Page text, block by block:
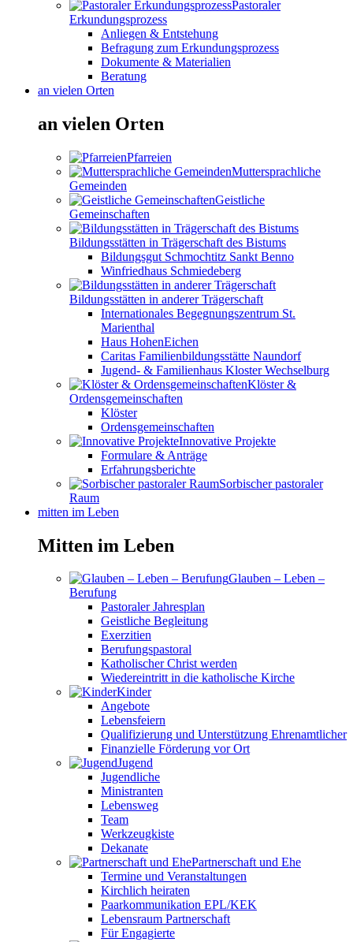
Pastoraler
Erkundungsprozess
Anliegen & Entstehung
Befragung zum Erkundungsprozess
Dokumente & Materialien
Beratung
an vielen Orten
an vielen Orten
Pfarreien
Muttersprachliche
Gemeinden
Geistliche
Gemeinschaften
Bildungsstätten in Trägerschaft des Bistums
Bildungsgut Schmochtitz Sankt Benno
Winfriedhaus Schmiedeberg
Bildungsstätten in anderer Trägerschaft
Internationales Begegnungszentrum St.
Marienthal
Haus HohenEichen
Caritas Familienbildungsstätte Naundorf
Jugend- & Familienhaus Kloster Wechselburg
Klöster &
Ordensgemeinschaften
Klöster
Ordensgemeinschaften
Innovative Projekte
Formulare & Anträge
Erfahrungsberichte
Sorbischer pastoraler
Raum
mitten im Leben
Mitten im Leben
Glauben – Leben –
Berufung
Pastoraler Jahresplan
Geistliche Begleitung
Exerzitien
Berufungspastoral
Katholischer Christ werden
Wiedereintritt in die katholische Kirche
Kinder
Angebote
Lebensfeiern
Qualifizierung und Unterstützung Ehrenamtlicher
Finanzielle Förderung vor Ort
Jugend
Jugendliche
Ministranten
Lebensweg
Team
Werkzeugkiste
Dekanate
Partnerschaft und Ehe
Termine und Veranstaltungen
Kirchlich heiraten
Paarkommunikation EPL/KEK
Lebensraum Partnerschaft
Für Engagierte